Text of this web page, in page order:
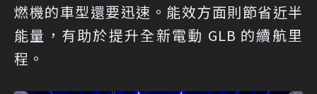
燃機的車型還要迅速。能效方面則節省近半
能量，有助於提升全新電動 GLB 的續航里
程。